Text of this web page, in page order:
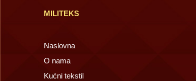
MILITEKS
Naslovna
O nama
Kućni tekstil